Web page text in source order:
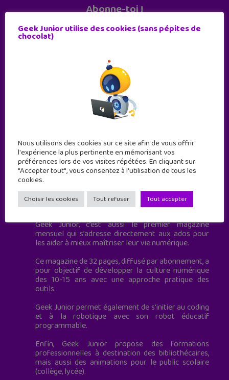
Abonne-toi !
11 numéros par an
Geek Junior est le premier site de culture numérique
à destination des adolescents.
Geek Junior, c’est aussi le premier magazine
mensuel qui s’adresse directement aux ados pour
les aider à mieux maîtriser leur vie numérique.
Ce magazine de 32 pages, diffusé par abonnement, a
pour objectif de développer la culture numérique
des 10-15 ans avec une approche pratique des
outils.
Geek Junior permet également de s'initier au coding
et à la robotique avec son robot éducatif
programmable.
Enfin, Geek Junior propose des formations
professionnelles à destination des bibliothécaires,
mais aussi des animations pour le public scolaire
(collège, lycée).
Geek Junior utilise des cookies (sans pépites de
chocolat)
Nous utilisons des cookies sur ce site afin de vous offrir
l'expérience la plus pertinente en mémorisant vos
préférences lors de vos visites répétées. En cliquant sur
"Accepter tout", vous consentez à l'utilisation de tous les
cookies.
Choisir les cookies Tout refuser Tout accepter